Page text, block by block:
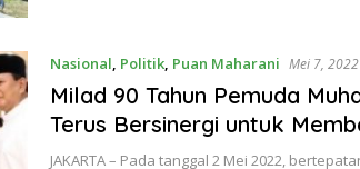
Nasional, Politik, Puan Maharani Mei 7, 2022
Milad 90 Tahun Pemuda
Terus Bersinergi untuk
JAKARTA – Pada tanggal 2 Mei 2022,